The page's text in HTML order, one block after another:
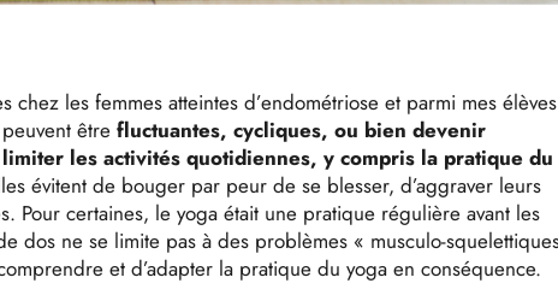
chez les femmes atteintes d’endométriose et parmi mes
peuvent êtrefluctuantes, cycliques, ou bien devenir
limiter les activités quotidiennes, y compris la pratique du
évitent de bouger par peur de se blesser, d’aggraver leurs
Pour certaines, le yoga était une pratique régulière avant les
dos ne se limite pas à des problèmes « musculo-
et d’adapter la pratique du yoga en conséquence.